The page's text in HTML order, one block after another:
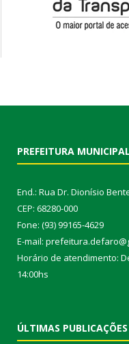
PREFEITURA
End.: Rua Dr. Dionísio
CEP: 68280-000
Fone: (93) 99165-4629
E-mail:
Horário de atendimento:
14:00hs
ÚLTIMAS PUBLICAÇÕES